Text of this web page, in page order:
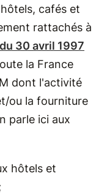
cafés et
rattachés à
30 avril 1997
la France
dont ​​l'activité
ou la fourniture
parle ici aux
hôtels et